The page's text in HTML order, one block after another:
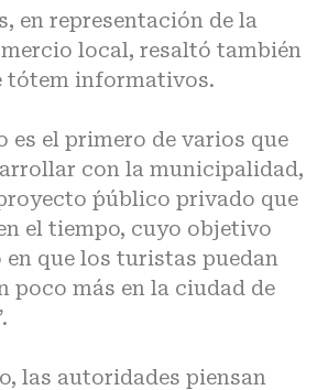
en representación de la
local, resaltó también
tótem informativos.
es el primero de varios que
con la municipalidad,
´público privado que
el tiempo, cuyo objetivo
en que los turistas puedan
poco más en la ciudad de
las autoridades piensan